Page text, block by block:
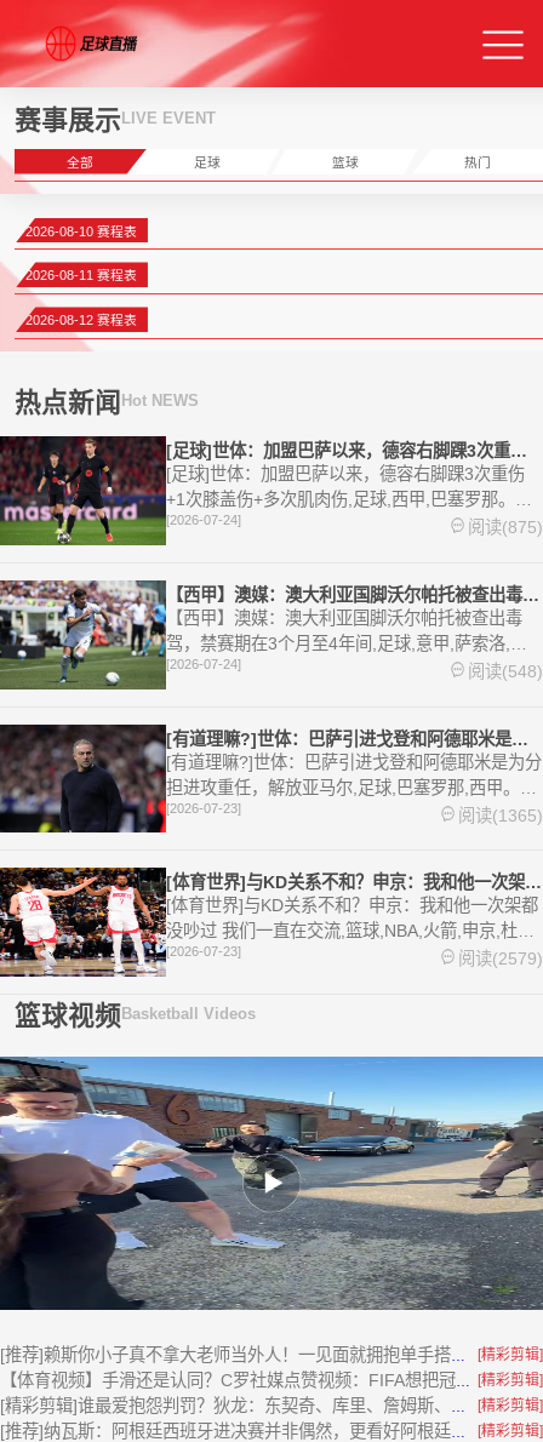
赛事展示LIVE EVENT
全部 足球 篮球 热门
2026-08-10 赛程表
2026-08-11 赛程表
2026-08-12 赛程表
热点新闻 Hot NEWS
[足球]世体：加盟巴萨以来，德容右脚踝3次重伤+1次膝盖伤+
[足球]世体：加盟巴萨以来，德容右脚踝3次重伤
+1次膝盖伤+多次肌肉伤,足球,西甲,巴塞罗那。欢
迎收藏本站，24小时为你更新最新的足球，篮球体
[2026-07-24] 阅读(875)
【西甲】澳媒：澳大利亚国脚沃尔帕托被查出毒驾，禁赛期在3个月
【西甲】澳媒：澳大利亚国脚沃尔帕托被查出毒
驾，禁赛期在3个月至4年间,足球,意甲,萨索洛,国
家队,澳大利亚,英超,西甲,德甲,法甲,五洲。欢迎收
[2026-07-24] 阅读(548)
[有道理嘛?]世体：巴萨引进戈登和阿德耶米是为分担进攻重任，
[有道理嘛?]世体：巴萨引进戈登和阿德耶米是为分
担进攻重任，解放亚马尔,足球,巴塞罗那,西甲。欢
迎收藏本站，24小时为你更新最新的足球，篮球体
[2026-07-23] 阅读(1365)
[体育世界]与KD关系不和？申京：我和他一次架都没吵过 我们
[体育世界]与KD关系不和？申京：我和他一次架都
没吵过 我们一直在交流,篮球,NBA,火箭,申京,杜兰
特。欢迎收藏本站，24小时为你更新最新的足球，
[2026-07-23] 阅读(2579)
篮球视频 Basketball Videos
[推荐]赖斯你小子真不拿大老师当外人！一见面就拥抱单手搭肩，太能撩了
[精彩剪辑]
【体育视频】手滑还是认同？C罗社媒点赞视频：FIFA想把冠军送给梅西 [精彩剪辑]
[精彩剪辑]谁最爱抱怨判罚？狄龙：东契奇、库里、詹姆斯、字母哥、JJJ
[精彩剪辑]
[推荐]纳瓦斯：阿根廷西班牙进决赛并非偶然，更看好阿根廷，因为梅西！
[精彩剪辑]